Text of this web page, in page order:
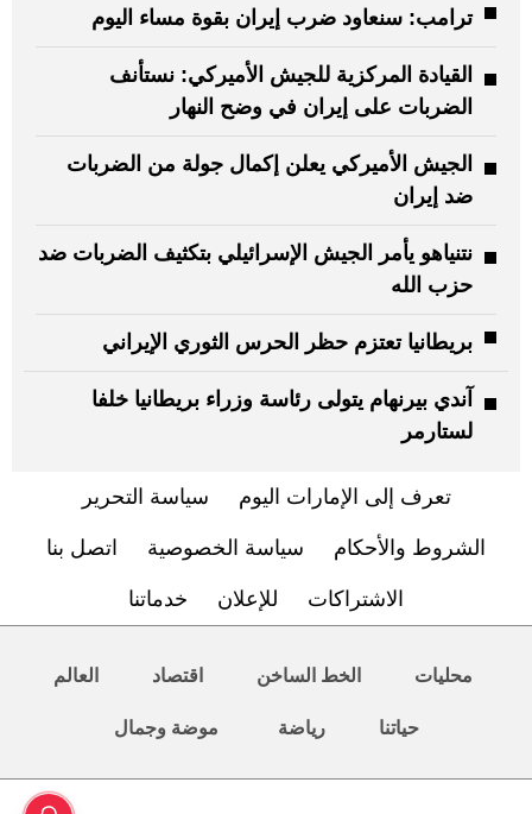
ترامب: سنعاود ضرب إيران بقوة مساء اليوم
القيادة المركزية للجيش الأميركي: نستأنف
الضربات على إيران في وضح النهار
الجيش الأميركي يعلن إكمال جولة من الضربات
ضد إيران
نتنياهو يأمر الجيش الإسرائيلي بتكثيف الضربات ضد
حزب الله
بريطانيا تعتزم حظر الحرس الثوري الإيراني
آندي بيرنهام يتولى رئاسة وزراء بريطانيا خلفا
لستارمر
تعرف إلى الإمارات اليوم سياسة التحرير
الشروط والأحكام سياسة الخصوصية اتصل بنا
الاشتراكات للإعلان خدماتنا
محليات الخط الساخن اقتصاد العالم
حياتنا رياضة موضة وجمال